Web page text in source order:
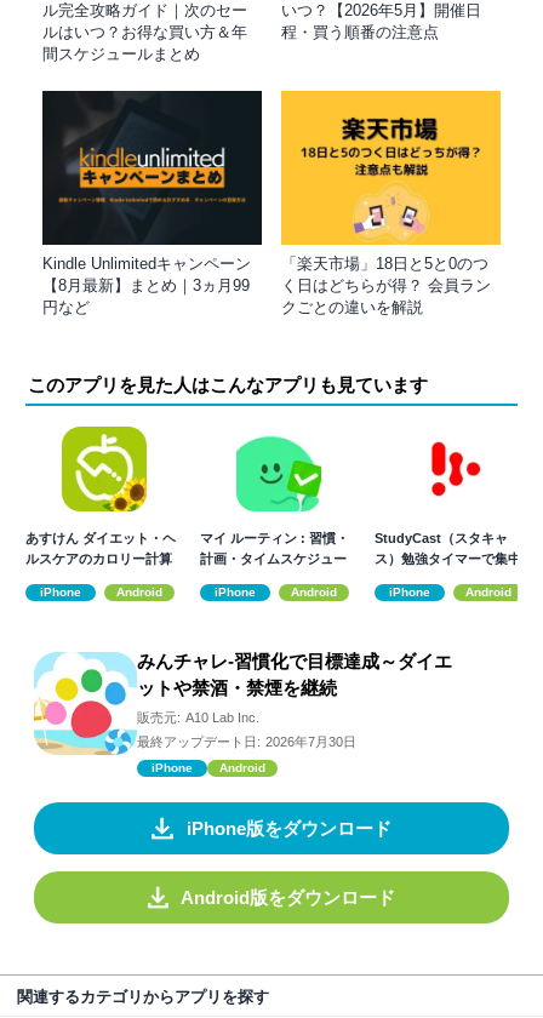
ル完全攻略ガイド｜次のセー
ルはいつ？お得な買い方＆年
間スケジュールまとめ
いつ？【2026年5月】開催日
程・買う順番の注意点
Kindle Unlimitedキャンペーン
【8月最新】まとめ｜3ヵ月99
円など
「楽天市場」18日と5と0のつ
く日はどちらが得？ 会員ラン
クごとの違いを解説
このアプリを見た人はこんなアプリも見ています
あすけん ダイエット・ヘ
ルスケアのカロリー計算
iPhone Android
マイ ルーティン : 習慣・
計画・タイムスケジュー
iPhone Android
StudyCast（スタキャ
ス）勉強タイマーで集中
iPhone Android
みんチャレ-習慣化で目標達成～ダイエ
ットや禁酒・禁煙を継続
販売元: A10 Lab Inc.
最終アップデート日: 2026年7月30日
iPhone Android
iPhone版をダウンロード
Android版をダウンロード
関連するカテゴリからアプリを探す